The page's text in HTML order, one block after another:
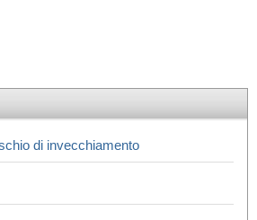
di invecchiamento